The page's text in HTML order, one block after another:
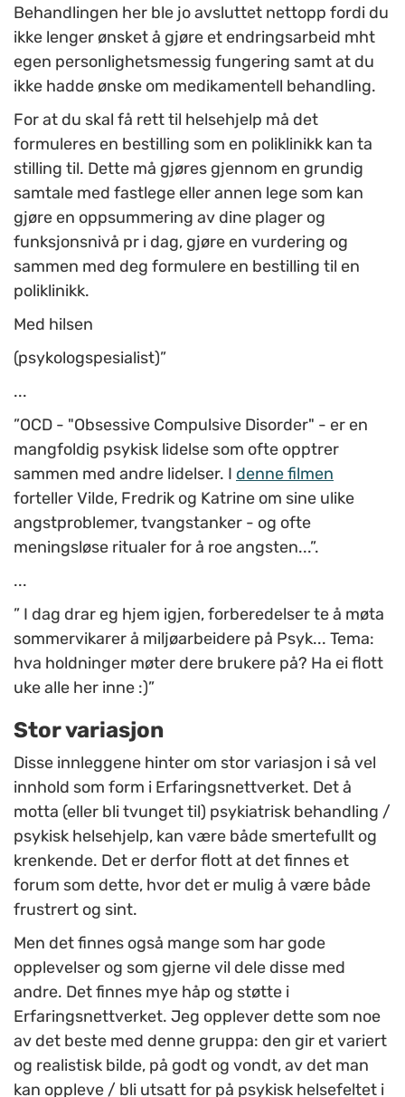
Behandlingen her ble jo avsluttet nettopp fordi du
ikke lenger ønsket å gjøre et endringsarbeid mht
egen personlighetsmessig fungering samt at du
ikke hadde ønske om medikamentell behandling.
For at du skal få rett til helsehjelp må det
formuleres en bestilling som en poliklinikk kan ta
stilling til. Dette må gjøres gjennom en grundig
samtale med fastlege eller annen lege som kan
gjøre en oppsummering av dine plager og
funksjonsnivå pr i dag, gjøre en vurdering og
sammen med deg formulere en bestilling til en
poliklinikk.
Med hilsen
(psykologspesialist)”
...
”OCD - "Obsessive Compulsive Disorder" - er en
mangfoldig psykisk lidelse som ofte opptrer
sammen med andre lidelser. I denne filmen
forteller Vilde, Fredrik og Katrine om sine ulike
angstproblemer, tvangstanker - og ofte
meningsløse ritualer for å roe angsten...”.
...
” I dag drar eg hjem igjen, forberedelser te å møta
sommervikarer å miljøarbeidere på Psyk... Tema:
hva holdninger møter dere brukere på? Ha ei flott
uke alle her inne :)”
Stor variasjon
Disse innleggene hinter om stor variasjon i så vel
innhold som form i Erfaringsnettverket. Det å
motta (eller bli tvunget til) psykiatrisk behandling /
psykisk helsehjelp, kan være både smertefullt og
krenkende. Det er derfor flott at det finnes et
forum som dette, hvor det er mulig å være både
frustrert og sint.
Men det finnes også mange som har gode
opplevelser og som gjerne vil dele disse med
andre. Det finnes mye håp og støtte i
Erfaringsnettverket. Jeg opplever dette som noe
av det beste med denne gruppa: den gir et variert
og realistisk bilde, på godt og vondt, av det man
kan oppleve / bli utsatt for på psykisk helsefeltet i